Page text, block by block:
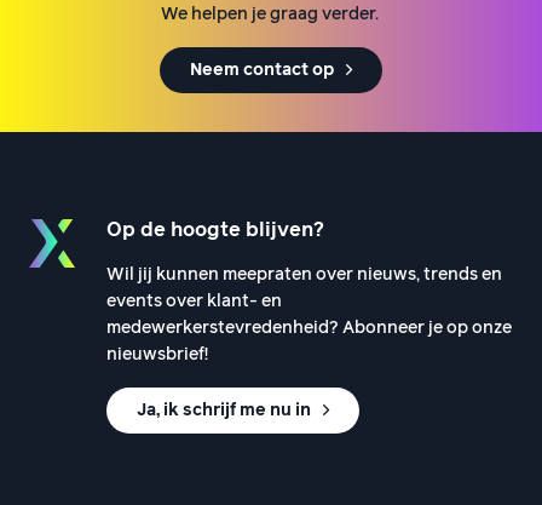
We helpen je graag verder.
Neem contact op
Op de hoogte blijven?
Wil jij kunnen meepraten over nieuws, trends en
events over klant- en
medewerkerstevredenheid? Abonneer je op onze
nieuwsbrief!
Ja, ik schrijf me nu in